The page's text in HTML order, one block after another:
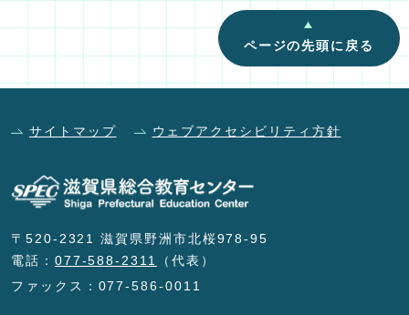
ページの先頭に戻る
サイトマップ ウェブアクセシビリティ方針
〒520-2321 滋賀県野洲市北桜978-95
電話： 077-588-2311
（代表）
ファックス：077-586-0011